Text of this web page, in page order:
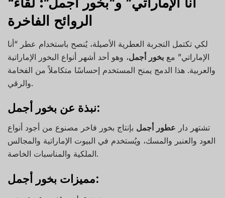
الروائح الفاخرة
لكي تكتمل التجربة العطرية الأصيلة، يُنصح باستخدام عطر “أنا
الإماراتي” مع بخور أجمل، وهو أحد أشهر أنواع البخور الإماراتية
والعربية. هذا الدمج يمنح المستخدم إحساسًا متكاملاً من الفخامة
والرقي.
نبذة عن بخور أجمل:
تشتهر دار عطور أجمل بإنتاج بخور فاخر مصنوع من أجود أنواع
العود والعنبر والمسك، ويُستخدم في البيوت الإماراتية والمجالس
الملكية والمناسبات الخاصة.
مميزات بخور أجمل: